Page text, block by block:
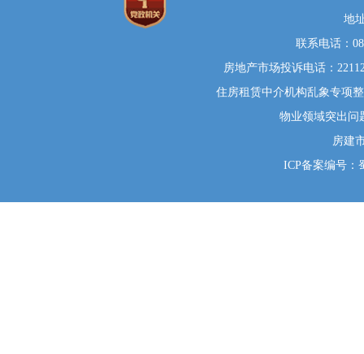
地
联系电话：
房地产市场投诉电话：
住房租赁中介机构乱象专项
物业领域突出问
房建
ICP备案编号：